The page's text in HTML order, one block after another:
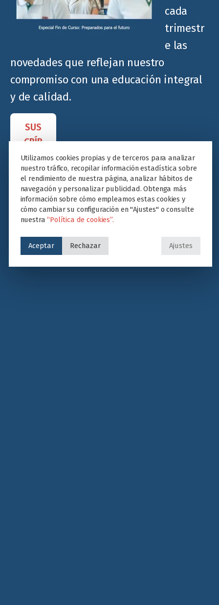
cada
trimestr
e las
novedades que reflejan nuestro
compromiso con una educación integral
y de calidad.
SUS
CRÍB
ETE
Utilizamos cookies propias y de terceros para analizar
nuestro tráfico, recopilar información estadística sobre
el rendimiento de nuestra página, analizar hábitos de
navegación y personalizar publicidad. Obtenga más
información sobre cómo empleamos estas cookies y
cómo cambiar su configuración en "Ajustes" o consulte
nuestra“Política de cookies”.
Aceptar Rechazar Ajustes